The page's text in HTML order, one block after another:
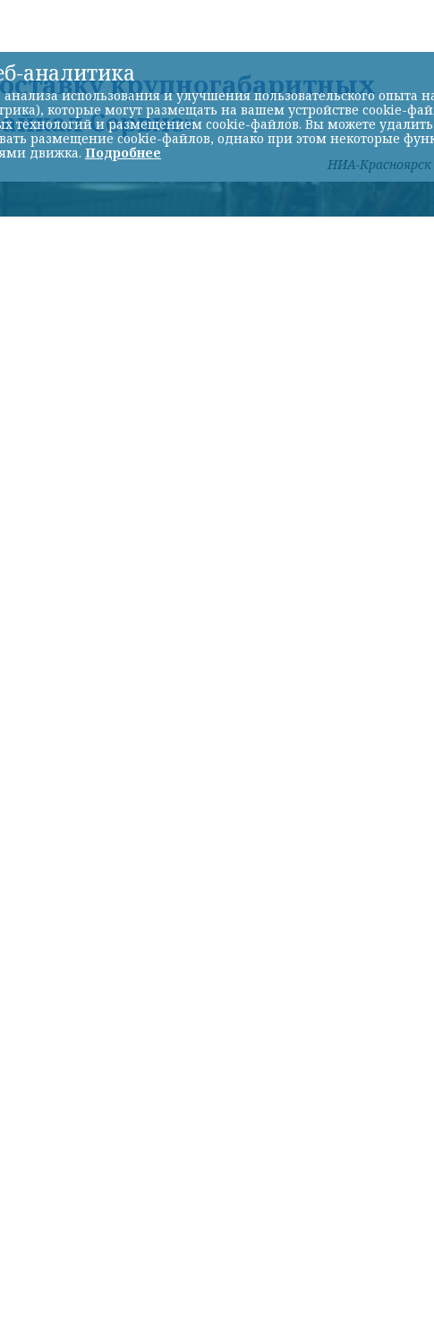
крупногабаритных
Сервис»
НИА-Красноярск
аналитика
использования и улучшения пользовательского опыта
которые могут размещать на вашем устройстве cookie-
технологий и размещением cookie-файлов. Вы можете удалить
размещение cookie-файлов, однако при этом некоторые
движка. Подробнее